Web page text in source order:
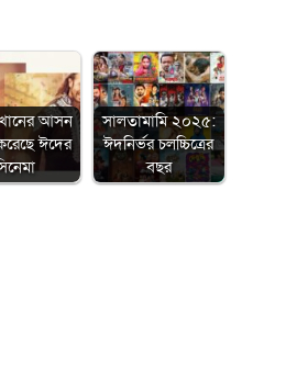
আসন
ঈদের
সালতামামি ২০২৫:
ঈদনির্ভর চলচ্চিত্রের
বছর